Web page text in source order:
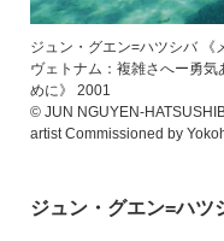
ジュン・グエン=ハツシバ
ヴェトナム：複雑さへー勇
めに》 2001
© JUN NGUYEN-
artist Commissioned by
ジュン・グエン=ハ